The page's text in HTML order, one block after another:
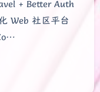
+ Better Auth
Web 社区平台